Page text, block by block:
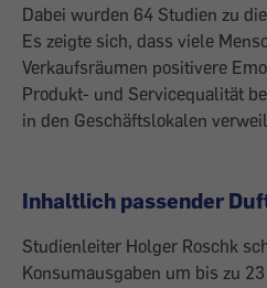
Dabei wurden 64 Studien zu
Es zeigte sich, dass viele
Verkaufsräumen positivere
Produkt- und Servicequalität
in den Geschäftslokalen
Inhaltlich passender
Studienleiter Holger Roschk
Konsumausgaben um bis zu